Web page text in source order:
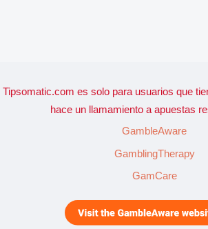
Tipsomatic.com es solo para usuarios que
hace un llamamiento a apuestas
GambleAware
GamblingTherapy
GamCare